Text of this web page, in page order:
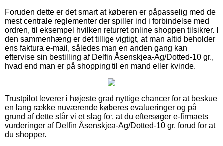
Foruden dette er det smart at køberen er påpasselig med de
mest centrale reglementer der spiller ind i forbindelse med
ordren, til eksempel hvilken returret online shoppen tilsikrer. I
den sammenhæng er det tillige vigtigt, at man altid beholder
ens faktura e-mail, således man en anden gang kan
eftervise sin bestilling af Delfin Åsenskjea-Ag/Dotted-10 gr.,
hvad end man er på shopping til en mand eller kvinde.
Trustpilot leverer i højeste grad nyttige chancer for at beskue
en lang række nuværende køberes evalueringer og på
grund af dette slår vi et slag for, at du eftersøger e-firmaets
vurderinger af Delfin Åsenskjea-Ag/Dotted-10 gr. forud for at
du shopper.